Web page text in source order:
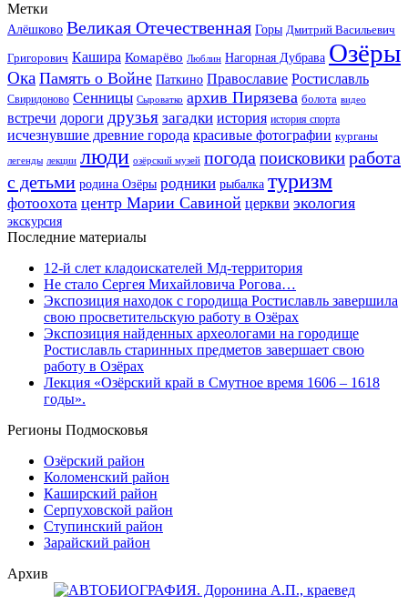
Метки
Алёшково Великая Отечественная Горы Дмитрий Васильевич
Григорович Кашира Комарёво Люблин Нагорная Дубрава Озёры
Ока Память о Войне Паткино Православие Ростиславль
Свиридоново Сенницы Сыроватко архив Пирязева болота видео
встречи дороги друзья загадки история история спорта
исчезнувшие древние города красивые фотографии курганы
легенды лекции люди озёрский музей погодапоисковикиработа
с детьми родина Озёры родники рыбалка туризм
фотоохота центр Марии Савиной церкви экология
экскурсия
Последние материалы
12-й слет кладоискателей Мд-территория
Не стало Сергея Михайловича Рогова…
Экспозиция находок с городища Ростиславль завершила
свою просветительскую работу в Озёрах
Экспозиция найденных археологами на городище
Ростиславль старинных предметов завершает свою
работу в Озёрах
Лекция «Озёрский край в Смутное время 1606 – 1618
годы».
Регионы Подмосковья
Озёрский район
Коломенский район
Каширский район
Серпуховской район
Ступинский район
Зарайский район
Архив